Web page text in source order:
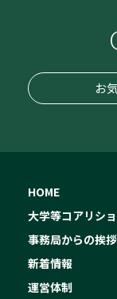
お
HOME
大学等コアリシ
事務局からの挨拶
新着情報
運営体制